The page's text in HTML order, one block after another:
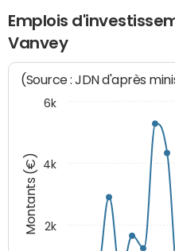
Emplois
Vanvey
Montants (€)
(Source : JDN d'après
2k
4k
6k